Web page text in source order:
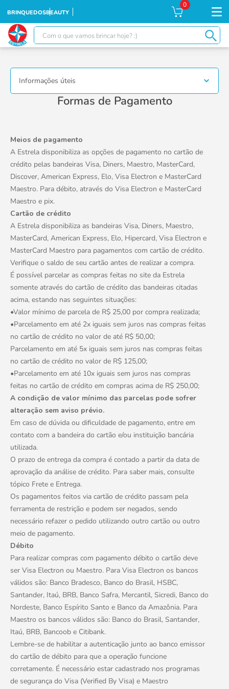
BRINQUEDOSBEAUTY
0
Com o que vamos brincar hoje? :)
Informações úteis
Formas de Pagamento
Meios de pagamento
A Estrela disponibiliza as opções de pagamento no cartão de
crédito pelas bandeiras Visa, Diners, Maestro, MasterCard,
Discover, American Express, Elo, Visa Electron e MasterCard
Maestro. Para débito, através do Visa Electron e MasterCard
Maestro e pix.
Cartão de crédito
A Estrela disponibiliza as bandeiras Visa, Diners, Maestro,
MasterCard, American Express, Elo, Hipercard, Visa Electron e
MasterCard Maestro para pagamentos com cartão de crédito.
Verifique o saldo de seu cartão antes de realizar a compra.
É possível parcelar as compras feitas no site da Estrela
somente através do cartão de crédito das bandeiras citadas
acima, estando nas seguintes situações:
•Valor mínimo de parcela de R$ 25,00 por compra realizada;
•Parcelamento em até 2x iguais sem juros nas compras feitas
no cartão de crédito no valor de até R$ 50,00;
Parcelamento em até 5x iguais sem juros nas compras feitas
no cartão de crédito no valor de R$ 125,00;
•Parcelamento em até 10x iguais sem juros nas compras
feitas no cartão de crédito em compras acima de R$ 250,00;
A condição de valor mínimo das parcelas pode sofrer
alteração sem aviso prévio.
Em caso de dúvida ou dificuldade de pagamento, entre em
contato com a bandeira do cartão e/ou instituição bancária
utilizada.
O prazo de entrega da compra é contado a partir da data de
aprovação da análise de crédito. Para saber mais, consulte
tópico Frete e Entrega.
Os pagamentos feitos via cartão de crédito passam pela
ferramenta de restrição e podem ser negados, sendo
necessário refazer o pedido utilizando outro cartão ou outro
meio de pagamento.
Débito
Para realizar compras com pagamento débito o cartão deve
ser Visa Electron ou Maestro. Para Visa Electron os bancos
válidos são: Banco Bradesco, Banco do Brasil, HSBC,
Santander, Itaú, BRB, Banco Safra, Mercantil, Sicredi, Banco do
Nordeste, Banco Espírito Santo e Banco da Amazônia. Para
Maestro os bancos válidos são: Banco do Brasil, Santander,
Itaú, BRB, Bancoob e Citibank.
Lembre-se de habilitar a autenticação junto ao banco emissor
do cartão de débito para que a operação funcione
corretamente. É necessário estar cadastrado nos programas
de segurança do Visa (Verified By Visa) e Maestro
1º
falcon
º
xuxa
meu bebê
7º
ponei
boneca